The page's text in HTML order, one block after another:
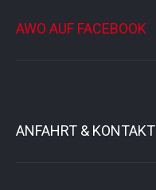
AWO AUF FACEBOOK
ANFAHRT & KONTAKT